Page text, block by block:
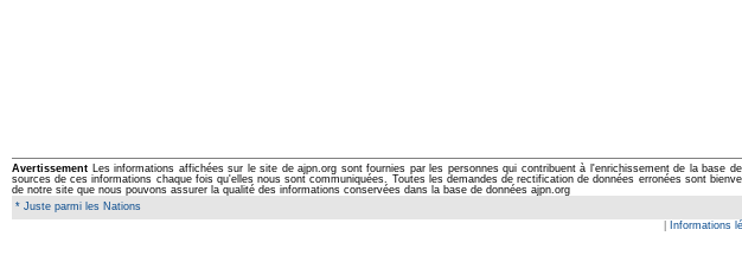
Avertissement Les informations affichées sur le site de ajpn.org sont fournies par les personnes qui contribuent à l'enrichissement de la
sources de ces informations chaque fois qu'elles nous sont communiquées. Toutes les demandes de rectification de données erronées sont
de notre site que nous pouvons assurer la qualité des informations conservées dans la base de données ajpn.org
* Juste parmi les Nations
Informations